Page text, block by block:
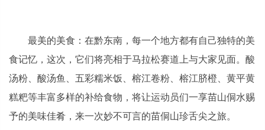
最美的美食：在黔东南，每一个地方都有自己独特的美
食记忆，这次，它们将亮相于马拉松赛道上与大家见面。酸
汤粉、酸汤鱼、五彩糯米饭、榕江卷粉、榕江脐橙、黄平黄
糕粑等丰富多样的补给食物，将让运动员们一享苗山侗水赐
予的美味佳肴，来一次妙不可言的苗侗山珍舌尖之旅。